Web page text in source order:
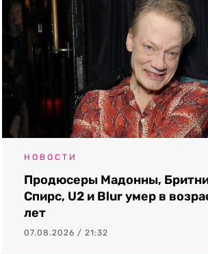
НОВОСТИ
Продюсеры Мадонны,
Спирс, U2 и Blur умер в
лет
07.08.2026 / 21:32